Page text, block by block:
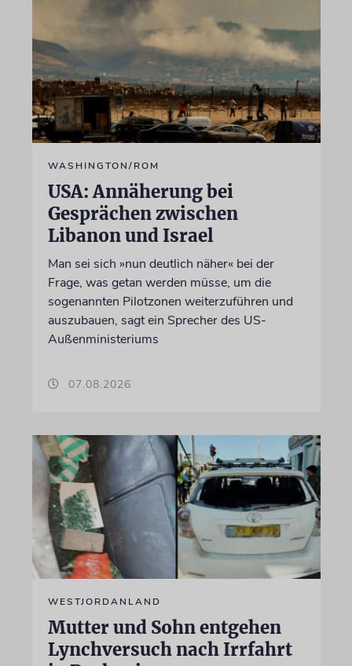
WASHINGTON/ROM
USA: Annäherung bei
Gesprächen zwischen
Libanon und Israel
Man sei sich »nun deutlich näher« bei der
Frage, was getan werden müsse, um die
sogenannten Pilotzonen weiterzuführen und
auszubauen, sagt ein Sprecher des US-
Außenministeriums
07.08.2026
WESTJORDANLAND
Mutter und Sohn entgehen
Lynchversuch nach Irrfahrt